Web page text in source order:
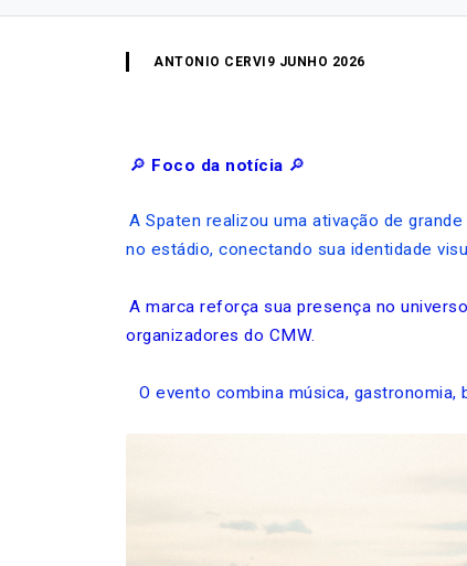
ANTONIO CERVI 9 JUNHO 2026
🔎 Foco da notícia 🔎
A Spaten realizou uma ativação de
no estádio, conectando sua identidade
A marca reforça sua presença no
organizadores do CMW.
O evento combina música,